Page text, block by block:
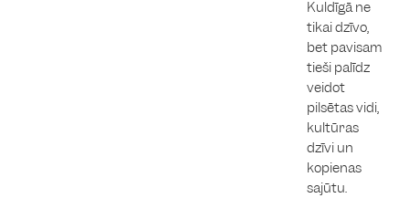
Kuldīgā ne
tikai dzīvo,
bet pavisam
tieši palīdz
veidot
pilsētas vidi,
kultūras
dzīvi un
kopienas
sajūtu.